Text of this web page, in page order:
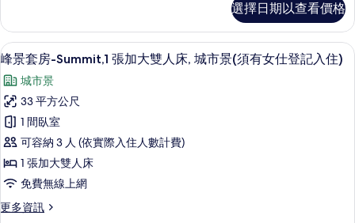
房,
2
張
單
人
床,
城
市
景
(須
雙
人
或
床
房,
2
張
單
人
床,
城
景
選擇日期以查看價格
顯
示
峰
景
套
房-
Summit,1
張
加
峰景套房-Summit,1 張加大雙人床,
7
峰景套房-Summit,1 張加大雙人床, 城市景(須有女仕登記入住)
城市景
33 平方公尺
1 間臥室
可容納 3 人 (依實際入住人數計費)
1 張加大雙人床
免費無線上網
更多資訊
更